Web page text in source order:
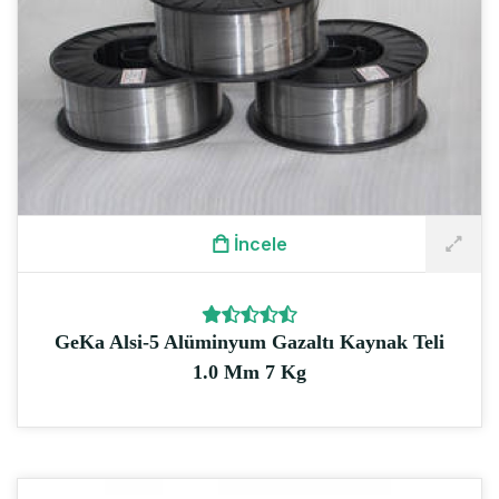
İncele
GeKa Alsi-5 Alüminyum Gazaltı Kaynak Teli
1.0 Mm 7 Kg